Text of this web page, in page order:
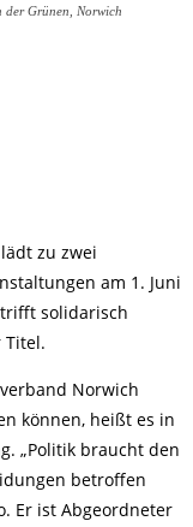
der Grünen, Norwich
zu zwei
am 1. Juni
solidarisch
Titel.
Norwich
können, heißt es in
„Politik braucht den
betroffen
Er ist Abgeordneter